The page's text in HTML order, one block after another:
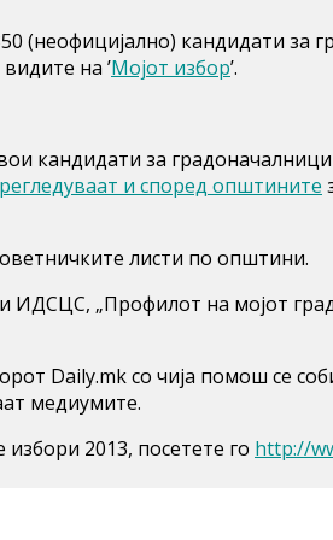
(неофицијално) кандидати за
на ’Мојот избор’.
кандидати за
и според општините
листи по општини.
„Профилот на мојот
Daily.mk со чија помош се
медиумите.
2013, посетете го http://